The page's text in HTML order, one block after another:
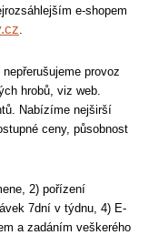
e-shopem
.
provoz
hrobů, viz web.
Nabízíme nejširší
ceny, působnost
2) pořízení
7dní v týdnu, 4) E-
a zadáním veškerého